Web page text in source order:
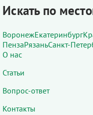
Искать по
ВоронежЕкатеринбург
ПензаРязаньСанкт-
О нас
Статьи
Вопрос-ответ
Контакты